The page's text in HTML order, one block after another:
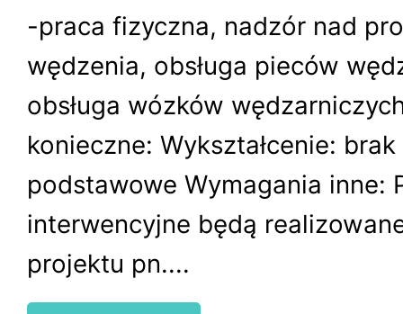
-praca fizyczna, nadzór nad
wędzenia, obsługa pieców
obsługa wózków
konieczne: Wykształcenie: brak
podstawowe Wymagania inne:
interwencyjne będą
projektu pn....